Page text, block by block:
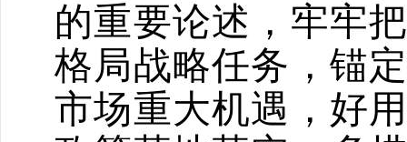
的重要论述，牢牢
格局战略任务，锚
市场重大机遇，好